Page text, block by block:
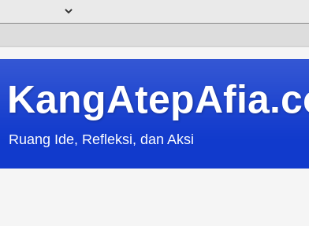
Ruang Ide, Refleksi, dan Aksi